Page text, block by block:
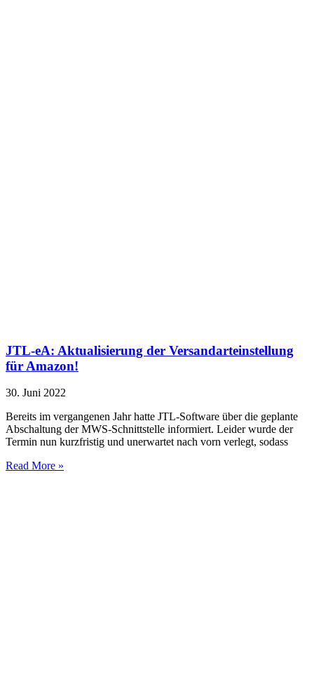
JTL-eA: Aktualisierung der Versandarteinstellung
für Amazon!
30. Juni 2022
Bereits im vergangenen Jahr hatte JTL-Software über die geplante
Abschaltung der MWS-Schnittstelle informiert. Leider wurde der
Termin nun kurzfristig und unerwartet nach vorn verlegt, sodass
Read More »